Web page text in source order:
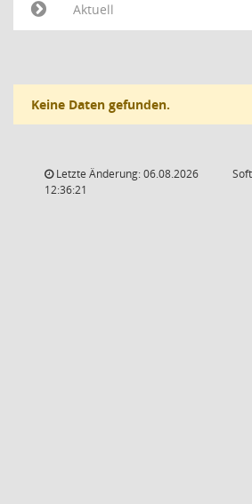
Aktuell
Keine Daten gefunden.
Letzte Änderung: 06.08.2026
12:36:21